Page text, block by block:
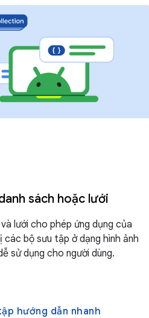
sách hoặc lưới
lưới cho phép ứng dụng của
các bộ sưu tập ở dạng hình ảnh
sử dụng cho người dùng.
hướng dẫn nhanh